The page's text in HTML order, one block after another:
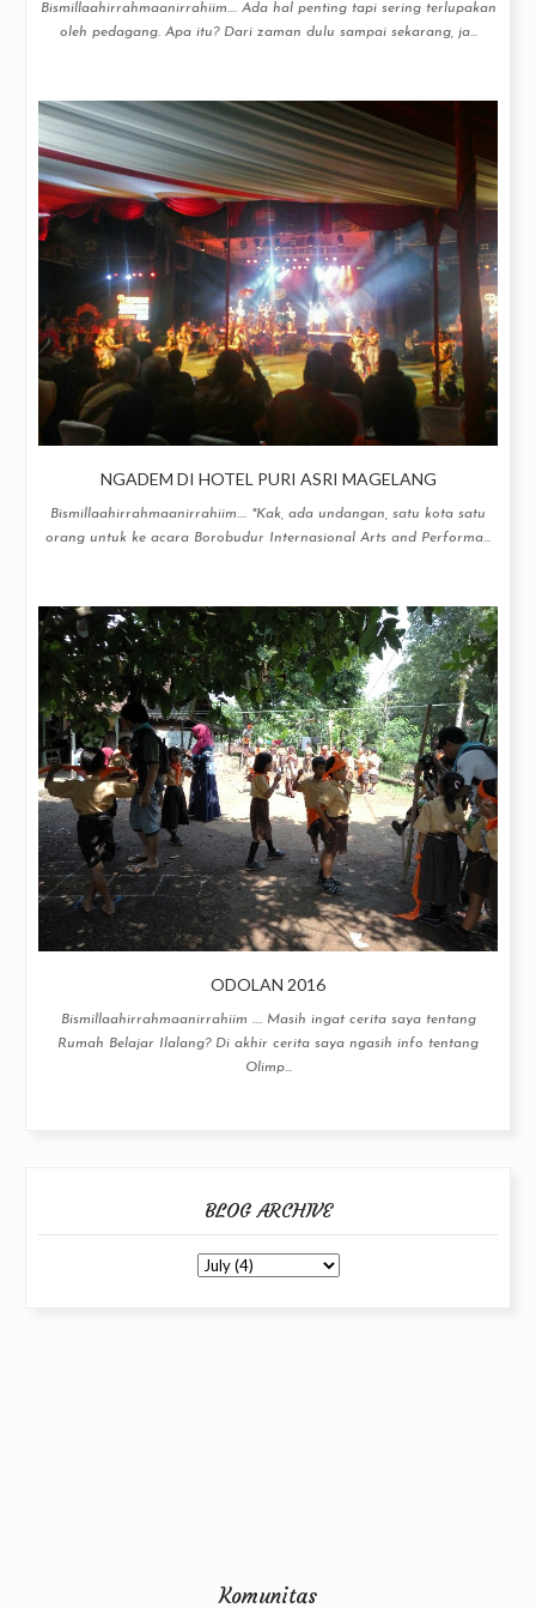
Bismillaahirrahmaanirrahiim.... Ada hal penting tapi sering terlupakan
oleh pedagang. Apa itu? Dari zaman dulu sampai sekarang, ja...
NGADEM DI HOTEL PURI ASRI MAGELANG
Bismillaahirrahmaanirrahiim.... "Kak, ada undangan, satu kota satu
orang untuk ke acara Borobudur Internasional Arts and Performa...
ODOLAN 2016
Bismillaahirrahmaanirrahiim .... Masih ingat cerita saya tentang
Rumah Belajar Ilalang? Di akhir cerita saya ngasih info tentang
Olimp...
BLOG ARCHIVE
Komunitas